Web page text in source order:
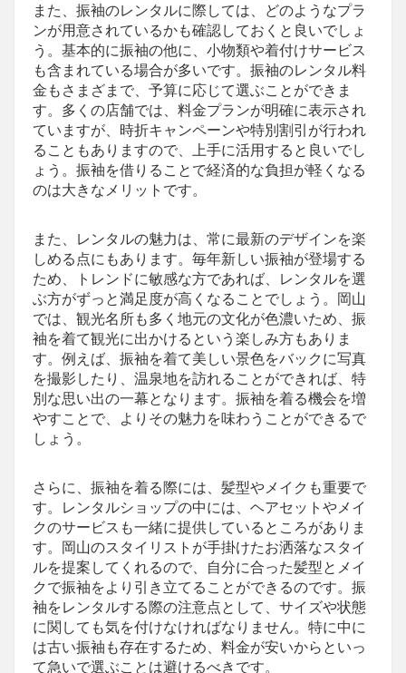
また、振袖のレンタルに際しては、どのようなプラ
ンが用意されているかも確認しておくと良いでしょ
う。基本的に振袖の他に、小物類や着付けサービス
も含まれている場合が多いです。振袖のレンタル料
金もさまざまで、予算に応じて選ぶことができま
す。多くの店舗では、料金プランが明確に表示され
ていますが、時折キャンペーンや特別割引が行われ
ることもありますので、上手に活用すると良いでし
ょう。振袖を借りることで経済的な負担が軽くなる
のは大きなメリットです。
また、レンタルの魅力は、常に最新のデザインを楽
しめる点にもあります。毎年新しい振袖が登場する
ため、トレンドに敏感な方であれば、レンタルを選
ぶ方がずっと満足度が高くなることでしょう。岡山
では、観光名所も多く地元の文化が色濃いため、振
袖を着て観光に出かけるという楽しみ方もありま
す。例えば、振袖を着て美しい景色をバックに写真
を撮影したり、温泉地を訪れることができれば、特
別な思い出の一幕となります。振袖を着る機会を増
やすことで、よりその魅力を味わうことができるで
しょう。
さらに、振袖を着る際には、髪型やメイクも重要で
す。レンタルショップの中には、ヘアセットやメイ
クのサービスも一緒に提供しているところがありま
す。岡山のスタイリストが手掛けたお洒落なスタイ
ルを提案してくれるので、自分に合った髪型とメイ
クで振袖をより引き立てることができるのです。振
袖をレンタルする際の注意点として、サイズや状態
に関しても気を付けなければなりません。特に中に
は古い振袖も存在するため、料金が安いからといっ
て急いで選ぶことは避けるべきです。